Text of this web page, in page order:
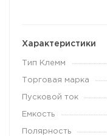
Характеристики
Тип Клемм
Торговая марка
Пусковой ток
Емкость
Полярность